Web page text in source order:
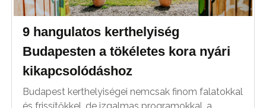
9 hangulatos kerthelyiség
Budapesten a tökéletes kora nyári
kikapcsolódáshoz
Budapest kerthelyiségei nemcsak finom falatokkal